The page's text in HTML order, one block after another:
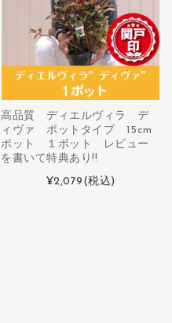
高品質 ディエルヴィラ デ
ィヴァ ポットタイプ 15cm
ポット １ポット レビュー
を書いて特典あり!!
¥2,079 (税込)